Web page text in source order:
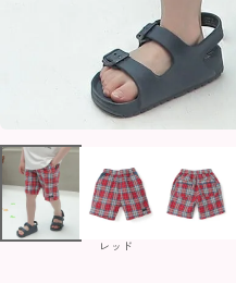
レッド